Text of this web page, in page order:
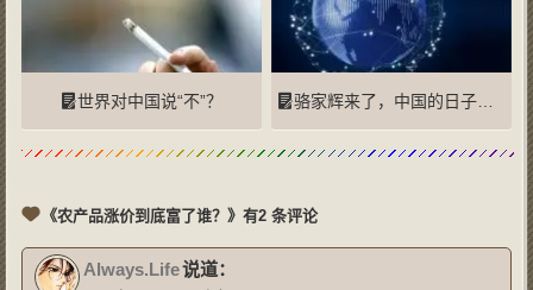
《农产品涨价到底富了谁？》有2 条评论
Always.Life说道：
世界对中国说“不”？ 骆家辉来了，中国的日子会更难